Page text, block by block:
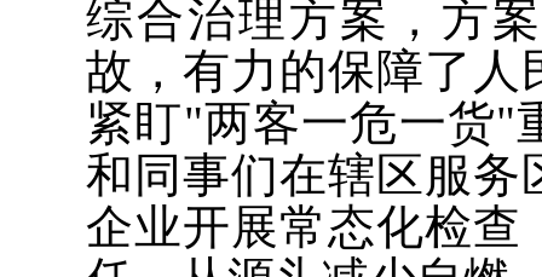
综合治理方案，方
故，有力的保障了人
紧盯"两客一危一货"
和同事们在辖区服务
企业开展常态化检查